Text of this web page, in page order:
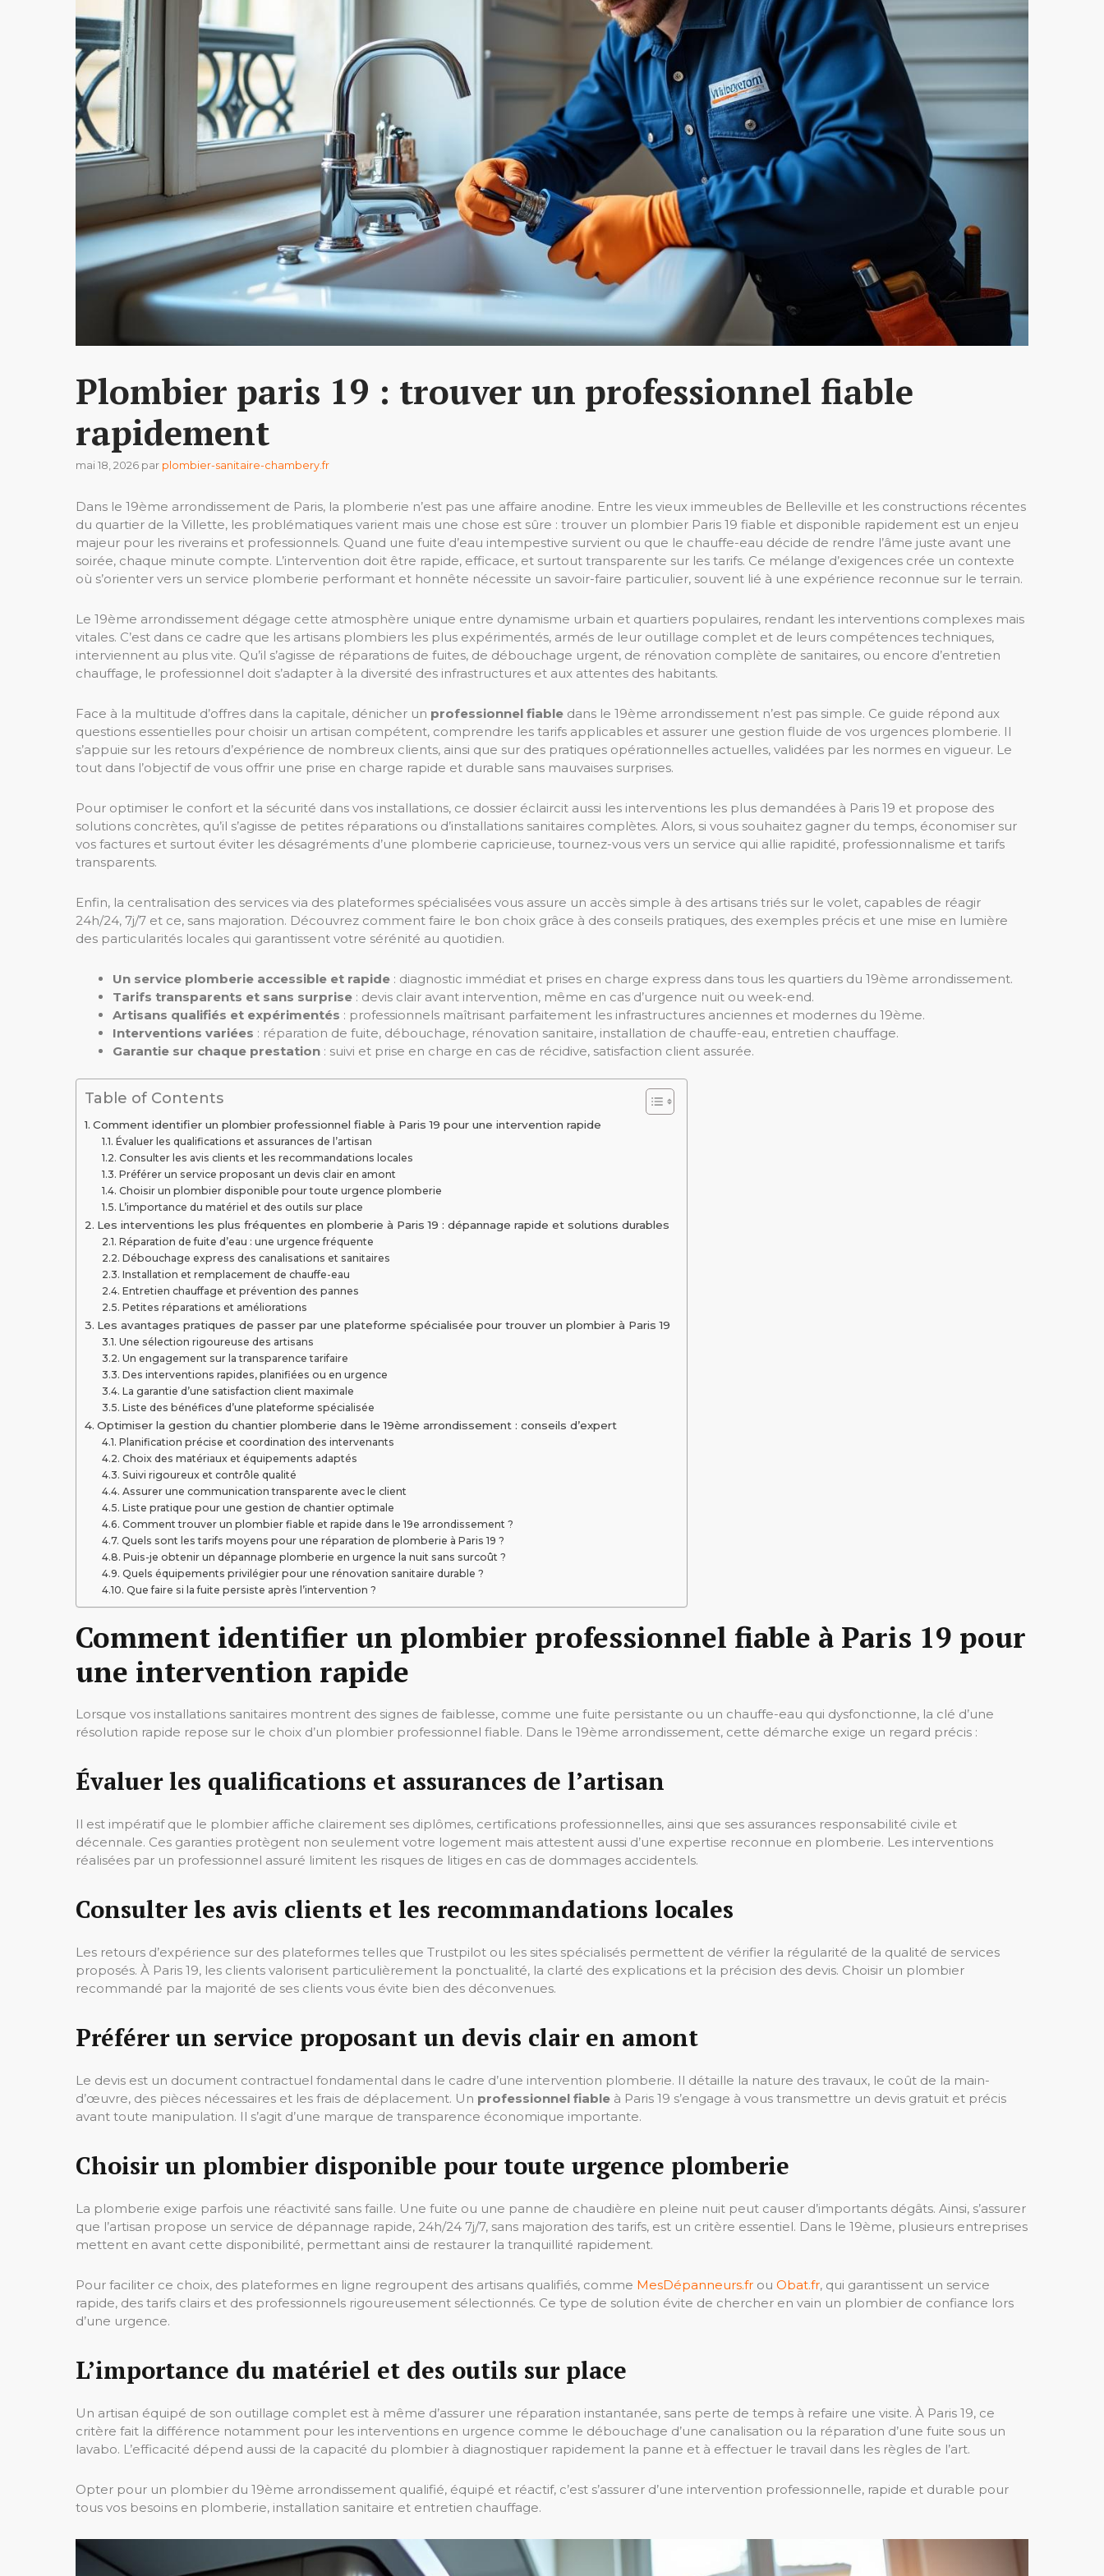
Plombier paris 19 : trouver un professionnel fiable
rapidement
mai 18, 2026 par plombier-sanitaire-chambery.fr
Dans le 19ème arrondissement de Paris, la plomberie n’est pas une affaire anodine. Entre les vieux immeubles de Belleville et les constructions récentes
du quartier de la Villette, les problématiques varient mais une chose est sûre : trouver un plombier Paris 19 fiable et disponible rapidement est un enjeu
majeur pour les riverains et professionnels. Quand une fuite d’eau intempestive survient ou que le chauffe-eau décide de rendre l’âme juste avant une
soirée, chaque minute compte. L’intervention doit être rapide, efficace, et surtout transparente sur les tarifs. Ce mélange d’exigences crée un contexte
où s’orienter vers un service plomberie performant et honnête nécessite un savoir-faire particulier, souvent lié à une expérience reconnue sur le terrain.
Le 19ème arrondissement dégage cette atmosphère unique entre dynamisme urbain et quartiers populaires, rendant les interventions complexes mais
vitales. C’est dans ce cadre que les artisans plombiers les plus expérimentés, armés de leur outillage complet et de leurs compétences techniques,
interviennent au plus vite. Qu’il s’agisse de réparations de fuites, de débouchage urgent, de rénovation complète de sanitaires, ou encore d’entretien
chauffage, le professionnel doit s’adapter à la diversité des infrastructures et aux attentes des habitants.
Face à la multitude d’offres dans la capitale, dénicher un professionnel fiable dans le 19ème arrondissement n’est pas simple. Ce guide répond aux
questions essentielles pour choisir un artisan compétent, comprendre les tarifs applicables et assurer une gestion fluide de vos urgences plomberie. Il
s’appuie sur les retours d’expérience de nombreux clients, ainsi que sur des pratiques opérationnelles actuelles, validées par les normes en vigueur. Le
tout dans l’objectif de vous offrir une prise en charge rapide et durable sans mauvaises surprises.
Pour optimiser le confort et la sécurité dans vos installations, ce dossier éclaircit aussi les interventions les plus demandées à Paris 19 et propose des
solutions concrètes, qu’il s’agisse de petites réparations ou d’installations sanitaires complètes. Alors, si vous souhaitez gagner du temps, économiser sur
vos factures et surtout éviter les désagréments d’une plomberie capricieuse, tournez-vous vers un service qui allie rapidité, professionnalisme et tarifs
transparents.
Enfin, la centralisation des services via des plateformes spécialisées vous assure un accès simple à des artisans triés sur le volet, capables de réagir
24h/24, 7j/7 et ce, sans majoration. Découvrez comment faire le bon choix grâce à des conseils pratiques, des exemples précis et une mise en lumière
des particularités locales qui garantissent votre sérénité au quotidien.
Un service plomberie accessible et rapide : diagnostic immédiat et prises en charge express dans tous les quartiers du 19ème arrondissement.
Tarifs transparents et sans surprise : devis clair avant intervention, même en cas d’urgence nuit ou week-end.
Artisans qualifiés et expérimentés : professionnels maîtrisant parfaitement les infrastructures anciennes et modernes du 19ème.
Interventions variées : réparation de fuite, débouchage, rénovation sanitaire, installation de chauffe-eau, entretien chauffage.
Garantie sur chaque prestation : suivi et prise en charge en cas de récidive, satisfaction client assurée.
Table of Contents
Comment identifier un plombier professionnel fiable à Paris 19 pour une intervention rapide
Évaluer les qualifications et assurances de l’artisan
Consulter les avis clients et les recommandations locales
Préférer un service proposant un devis clair en amont
Choisir un plombier disponible pour toute urgence plomberie
L’importance du matériel et des outils sur place
Les interventions les plus fréquentes en plomberie à Paris 19 : dépannage rapide et solutions durables
Réparation de fuite d’eau : une urgence fréquente
Débouchage express des canalisations et sanitaires
Installation et remplacement de chauffe-eau
Entretien chauffage et prévention des pannes
Petites réparations et améliorations
Les avantages pratiques de passer par une plateforme spécialisée pour trouver un plombier à Paris 19
Une sélection rigoureuse des artisans
Un engagement sur la transparence tarifaire
Des interventions rapides, planifiées ou en urgence
La garantie d’une satisfaction client maximale
Liste des bénéfices d’une plateforme spécialisée
Optimiser la gestion du chantier plomberie dans le 19ème arrondissement : conseils d’expert
Planification précise et coordination des intervenants
Choix des matériaux et équipements adaptés
Suivi rigoureux et contrôle qualité
Assurer une communication transparente avec le client
Liste pratique pour une gestion de chantier optimale
Comment trouver un plombier fiable et rapide dans le 19e arrondissement ?
Quels sont les tarifs moyens pour une réparation de plomberie à Paris 19 ?
Puis-je obtenir un dépannage plomberie en urgence la nuit sans surcoût ?
Quels équipements privilégier pour une rénovation sanitaire durable ?
Que faire si la fuite persiste après l’intervention ?
Comment identifier un plombier professionnel fiable à Paris 19 pour
une intervention rapide
Lorsque vos installations sanitaires montrent des signes de faiblesse, comme une fuite persistante ou un chauffe-eau qui dysfonctionne, la clé d’une
résolution rapide repose sur le choix d’un plombier professionnel fiable. Dans le 19ème arrondissement, cette démarche exige un regard précis :
Évaluer les qualifications et assurances de l’artisan
Il est impératif que le plombier affiche clairement ses diplômes, certifications professionnelles, ainsi que ses assurances responsabilité civile et
décennale. Ces garanties protègent non seulement votre logement mais attestent aussi d’une expertise reconnue en plomberie. Les interventions
réalisées par un professionnel assuré limitent les risques de litiges en cas de dommages accidentels.
Consulter les avis clients et les recommandations locales
Les retours d’expérience sur des plateformes telles que Trustpilot ou les sites spécialisés permettent de vérifier la régularité de la qualité de services
proposés. À Paris 19, les clients valorisent particulièrement la ponctualité, la clarté des explications et la précision des devis. Choisir un plombier
recommandé par la majorité de ses clients vous évite bien des déconvenues.
Préférer un service proposant un devis clair en amont
Le devis est un document contractuel fondamental dans le cadre d’une intervention plomberie. Il détaille la nature des travaux, le coût de la main-
d’œuvre, des pièces nécessaires et les frais de déplacement. Un professionnel fiable à Paris 19 s’engage à vous transmettre un devis gratuit et précis
avant toute manipulation. Il s’agit d’une marque de transparence économique importante.
Choisir un plombier disponible pour toute urgence plomberie
La plomberie exige parfois une réactivité sans faille. Une fuite ou une panne de chaudière en pleine nuit peut causer d’importants dégâts. Ainsi, s’assurer
que l’artisan propose un service de dépannage rapide, 24h/24 7j/7, sans majoration des tarifs, est un critère essentiel. Dans le 19ème, plusieurs entreprises
mettent en avant cette disponibilité, permettant ainsi de restaurer la tranquillité rapidement.
Pour faciliter ce choix, des plateformes en ligne regroupent des artisans qualifiés, comme MesDépanneurs.fr ou Obat.fr, qui garantissent un service
rapide, des tarifs clairs et des professionnels rigoureusement sélectionnés. Ce type de solution évite de chercher en vain un plombier de confiance lors
d’une urgence.
L’importance du matériel et des outils sur place
Un artisan équipé de son outillage complet est à même d’assurer une réparation instantanée, sans perte de temps à refaire une visite. À Paris 19, ce
critère fait la différence notamment pour les interventions en urgence comme le débouchage d’une canalisation ou la réparation d’une fuite sous un
lavabo. L’efficacité dépend aussi de la capacité du plombier à diagnostiquer rapidement la panne et à effectuer le travail dans les règles de l’art.
Opter pour un plombier du 19ème arrondissement qualifié, équipé et réactif, c’est s’assurer d’une intervention professionnelle, rapide et durable pour
tous vos besoins en plomberie, installation sanitaire et entretien chauffage.